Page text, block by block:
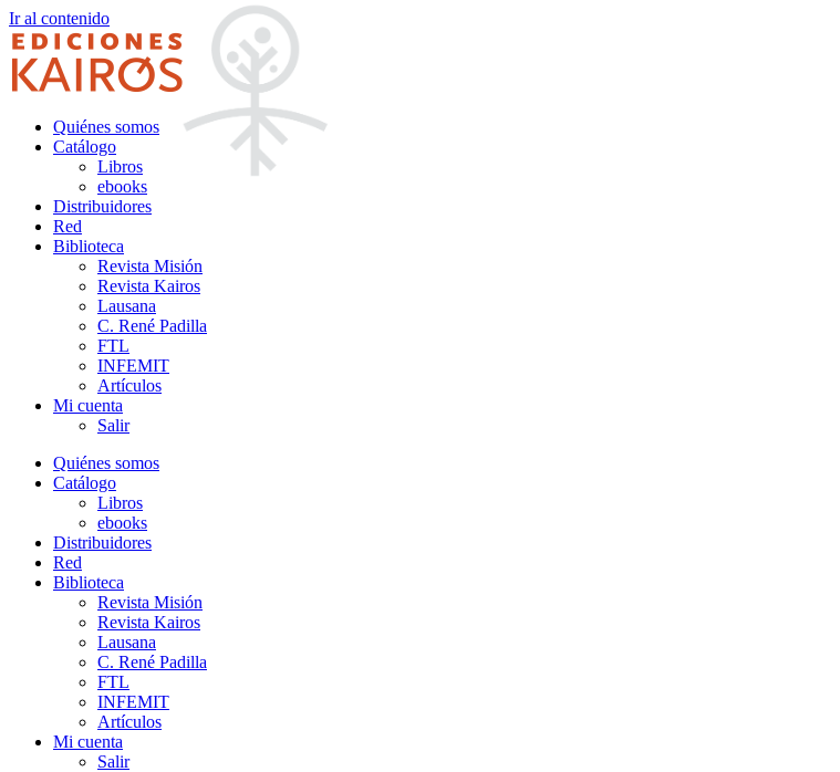
Ir al contenido
Quiénes somos
Catálogo
Libros
ebooks
Distribuidores
Red
Biblioteca
Revista Misión
Revista Kairos
Lausana
C. René Padilla
FTL
INFEMIT
Artículos
Mi cuenta
Salir
Quiénes somos
Catálogo
Libros
ebooks
Distribuidores
Red
Biblioteca
Revista Misión
Revista Kairos
Lausana
C. René Padilla
FTL
INFEMIT
Artículos
Mi cuenta
Salir